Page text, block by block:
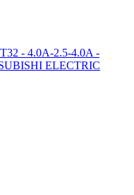
- 4.0A-2.5-4.0A -
ELECTRIC